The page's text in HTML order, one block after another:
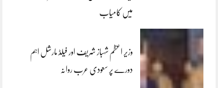
میں کامیاب
وزیر اعظم شہباز شریف اور فیلڈ مارشل اہم
دورے پر سعودی عرب روانہ